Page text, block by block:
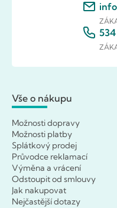
Vše o nákupu
Možnosti dopravy
Možnosti platby
Splátkový prodej
Průvodce reklamací
Výměna a vrácení
Odstoupit od smlouvy
Jak nakupovat
Nejčastější dotazy